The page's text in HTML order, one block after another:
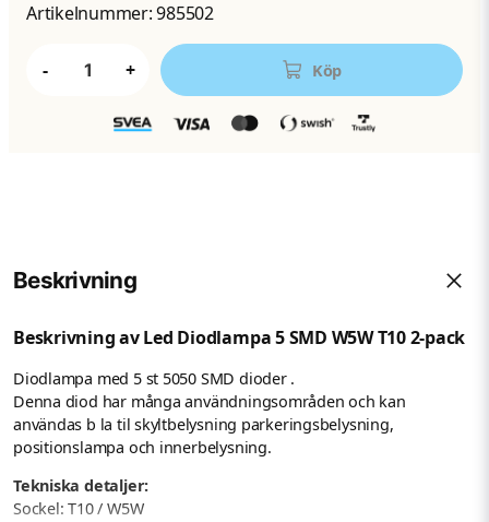
Artikelnummer:985502
- + Köp
Beskrivning
Beskrivning av Led Diodlampa 5 SMD W5W T10 2-pack
Diodlampa med 5 st 5050 SMD dioder .
Denna diod har många användningsområden och kan
användas b la til skyltbelysning parkeringsbelysning,
positionslampa och innerbelysning.
Tekniska detaljer:
Sockel: T10 / W5W